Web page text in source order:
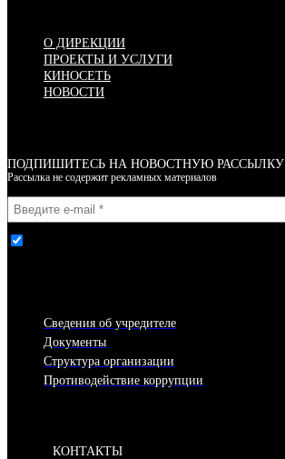
О ДИРЕКЦИИ
ПРОЕКТЫ И УСЛУГИ
КИНОСЕТЬ
НОВОСТИ
ПОДПИШИТЕСЬ НА НОВОСТНУЮ РАССЫЛКУ
Рассылка не содержит рекламных материалов
Сведения об учредителе
Документы
Структура организации
Противодействие коррупции
КОНТАКТЫ